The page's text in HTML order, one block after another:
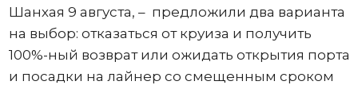
Шанхая 9 августа, – предложили два варианта
на выбор: отказаться от круиза и получить
100%-ный возврат или ожидать открытия порта
и посадки на лайнер со смещенным сроком